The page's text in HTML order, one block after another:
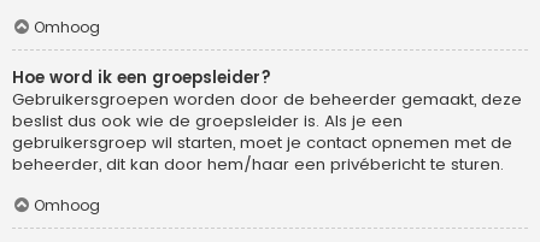
Omhoog
Hoe word ik een groepsleider?
Gebruikersgroepen worden door de beheerder gemaakt, deze
beslist dus ook wie de groepsleider is. Als je een
gebruikersgroep wil starten, moet je contact opnemen met de
beheerder, dit kan door hem/haar een privébericht te sturen.
Omhoog